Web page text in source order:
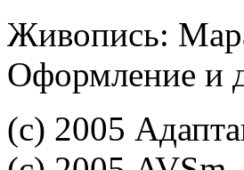
Живопись:
Оформление и
(с) 2005